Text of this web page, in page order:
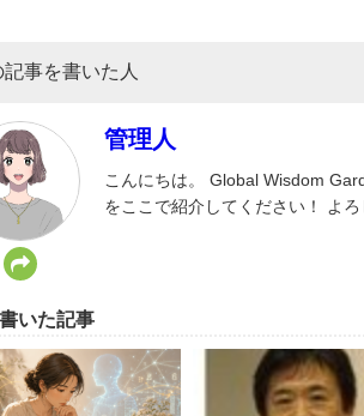
記事を書いた人
管理人
こんにちは。 Global Wisdom
をここで紹介してください！ よろ
いた記事